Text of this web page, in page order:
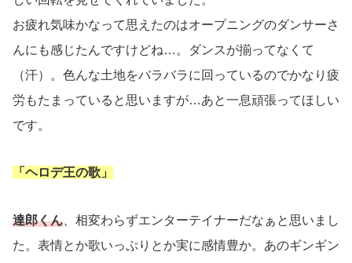
お疲れ気味かなって思えたのはオープニングのダンサーさ
んにも感じたんですけどね…。ダンスが揃ってなくて
（汗）。色んな土地をバラバラに回っているのでかなり疲
労もたまっていると思いますが…あと一息頑張ってほしい
です。
「ヘロデ王の歌」
達郎くん 、相変わらずエンターテイナーだなぁと思いまし
た。表情とか歌いっぷりとか実に感情豊か。あのギンギン